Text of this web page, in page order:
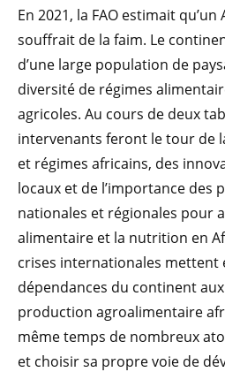
En 2021, la FAO estimait
souffrait de la faim. Le
d’une large population de
diversité de régimes
agricoles. Au cours de deux
intervenants feront le tour de
et régimes africains, des
locaux et de l’importance des
nationales et régionales pour
alimentaire et la nutrition en
crises internationales mettent
dépendances du continent
production agroalimentaire
même temps de nombreux
et choisir sa propre voie de